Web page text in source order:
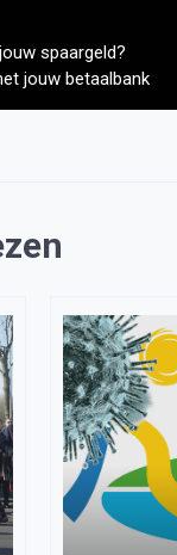
spaargeld?
jouw betaalbank